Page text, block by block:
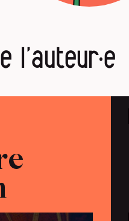
l’auteur·e